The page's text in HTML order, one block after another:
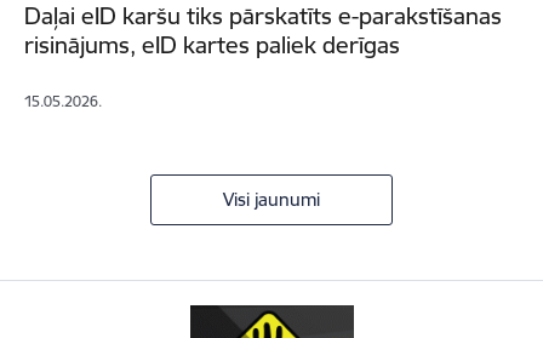
Daļai eID karšu tiks pārskatīts e-parakstīšanas
risinājums, eID kartes paliek derīgas
15.05.2026.
Visi jaunumi